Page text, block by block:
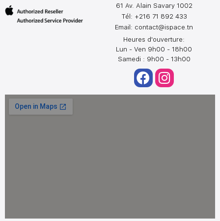
61 Av. Alain Savary 1002
Tél: +216 71 892 433
Email: contact@ispace.tn
Heures d'ouverture:
Lun - Ven 9h00 - 18h00
Samedi : 9h00 - 13h00